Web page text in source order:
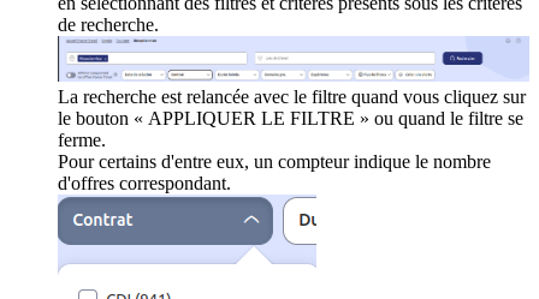
de recherche.
La recherche est relancée avec le filtre quand vous cliquez sur
le bouton « APPLIQUER LE FILTRE » ou quand le filtre se
ferme.
Pour certains d'entre eux, un compteur indique le nombre
d'offres correspondant.